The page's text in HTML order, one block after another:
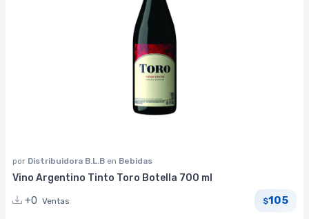
por Distribuidora B.L.B en Bebidas
Vino Argentino Tinto Toro Botella 700 ml
+0 Ventas $105